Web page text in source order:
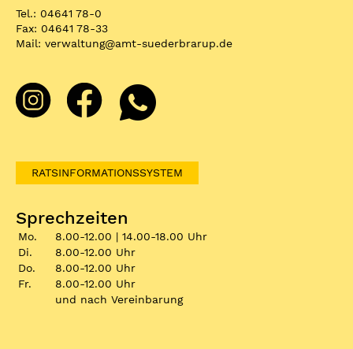
Tel.: 04641 78-0
Fax: 04641 78-33
Mail: verwaltung@amt-suederbrarup.de
RATSINFORMATIONSSYSTEM
Sprechzeiten
Mo.
8.00-12.00 | 14.00-18.00 Uhr
Di.
8.00-12.00 Uhr
Do.
8.00-12.00 Uhr
Fr.
8.00-12.00 Uhr
und nach Vereinbarung